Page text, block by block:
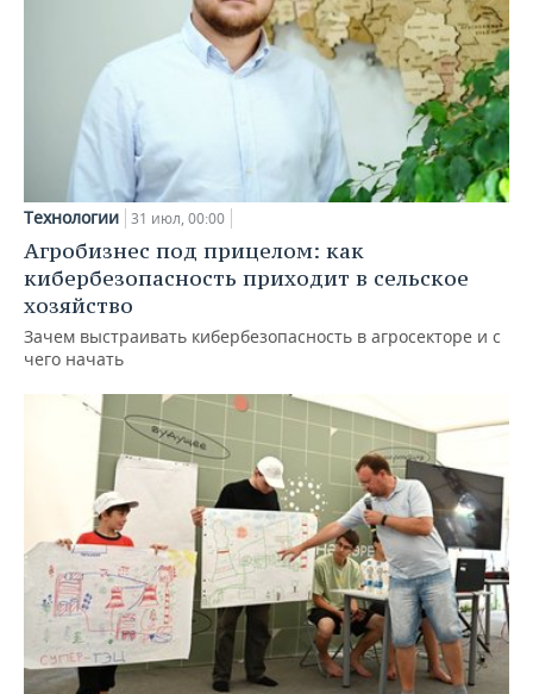
Технологии 31 июл, 00:00
Агробизнес под прицелом: как
кибербезопасность приходит в сельское
хозяйство
Зачем выстраивать кибербезопасность в агросекторе и с
чего начать